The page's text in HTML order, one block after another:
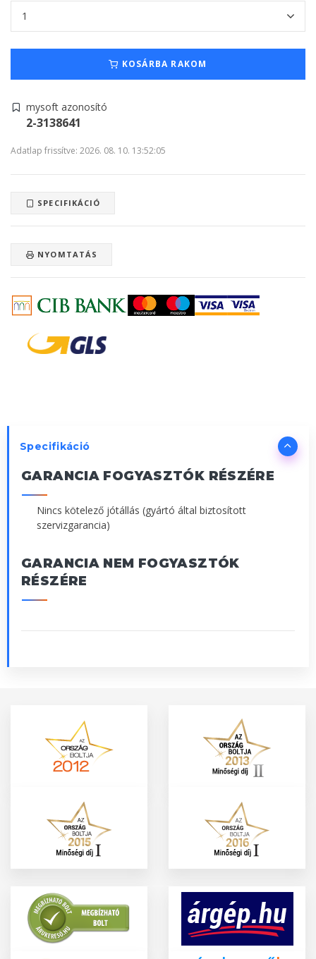
KOSÁRBA RAKOM
mysoft azonosító
2-3138641
Adatlap frissítve: 2026. 08. 10. 13:52:05
SPECIFIKÁCIÓ
NYOMTATÁS
Specifikáció
GARANCIA FOGYASZTÓK RÉSZÉRE
Nincs kötelező jótállás (gyártó által biztosított
szervizgarancia)
GARANCIA NEM FOGYASZTÓK
RÉSZÉRE